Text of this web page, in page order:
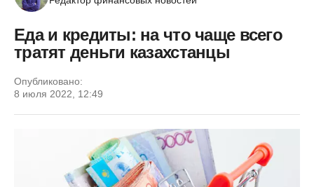
Еда и кредиты: на что чаще всего
тратят деньги казахстанцы
Опубликовано:
8 июля 2022, 12:49